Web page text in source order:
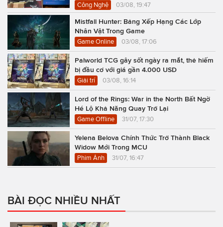
Công Nghệ 03/08, 19:47
Mistfall Hunter: Bảng Xếp Hạng Các Lớp
Nhân Vật Trong Game
Game Online 03/08, 17:06
Palworld TCG gây sốt ngày ra mắt, thẻ hiếm
bị đầu cơ với giá gần 4.000 USD
Giải trí 03/08, 16:14
Lord of the Rings: War in the North Bất Ngờ
Hé Lộ Khả Năng Quay Trở Lại
Game Offline 31/07, 17:30
Yelena Belova Chính Thức Trở Thành Black
Widow Mới Trong MCU
Phim Ảnh 31/07, 16:47
BÀI ĐỌC NHIỀU NHẤT